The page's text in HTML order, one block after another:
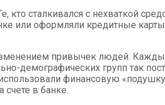
сталкивался с нехваткой
или оформляли кредитные
привычек людей.
демографических групп так
финансовую
в банке.